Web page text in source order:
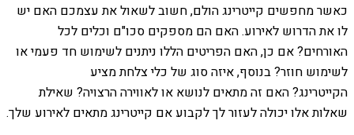
כאשר מחפשים קייטרינג הולם, חשוב לשאול את עצמכם האם יש
לו את הדרוש לאירוע. האם הם מספקים סכו"ם וכלים לכל
האורחים? אם כן, האם הפריטים הללו ניתנים לשימוש חד פעמי או
לשימוש חוזר? בנוסף, איזה סוג של כלי צלחת מציע
הקייטרינג? האם זה מתאים לנושא או לאווירה הרצויה? שאילת
שאלות אלו יכולה לעזור לך לקבוע אם קייטרינג מתאים לאירוע שלך.